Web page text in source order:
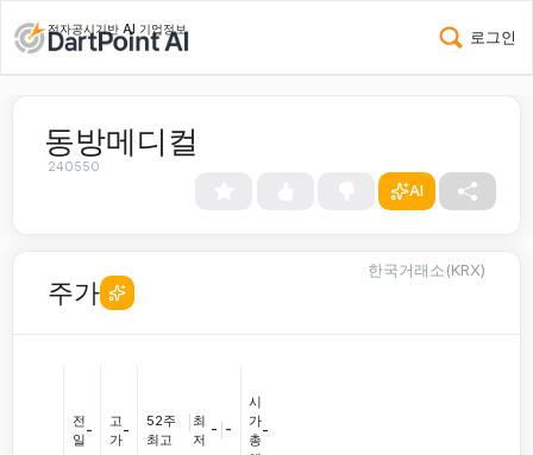
전자공시기반 AI 기업정보 로그인
동방메디컬
240550
AI
주가
한국거래소(KRX)
전
일
-
고
가
-
52주
최고
최
저
- -
시
가
총
-